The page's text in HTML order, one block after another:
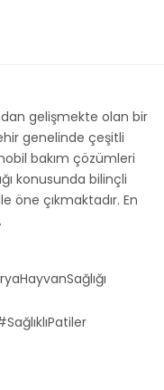
gelişmekte olan bir
genelinde çeşitli
bakım çözümleri
konusunda bilinçli
öne çıkmaktadır. En